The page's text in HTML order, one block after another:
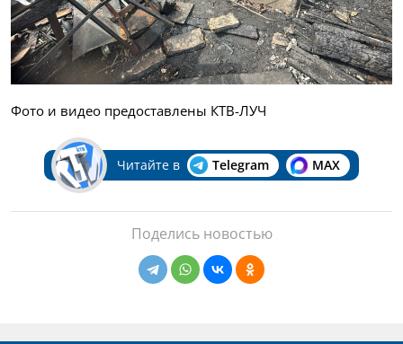
Фото и видео предоставлены КТВ-ЛУЧ
Читайте в Telegram MAX
Поделись новостью